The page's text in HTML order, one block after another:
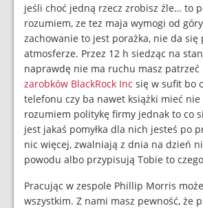
jeśli choć jedną rzecz zrobisz źle… to
rozumiem, ze tez maja wymogi od
zachowanie to jest porażka, nie da się
atmosferze. Przez 12 h siedząc na
naprawdę nie ma ruchu masz patrzeć
zarobków BlackRock Inc się w sufit bo
telefonu czy ba nawet książki mieć
rozumiem politykę firmy jednak to co
jest jakaś pomyłka dla nich jesteś po
nic więcej, zwalniają z dnia na dzień
powodu albo przypisują Tobie to
Pracując w zespole Phillip Morris
wszystkim. Z nami masz pewność, że